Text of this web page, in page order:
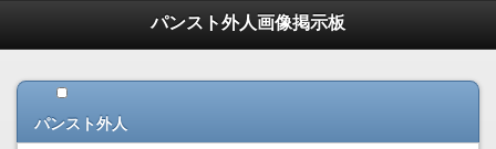
パンスト外人画像掲示板
パンスト外人